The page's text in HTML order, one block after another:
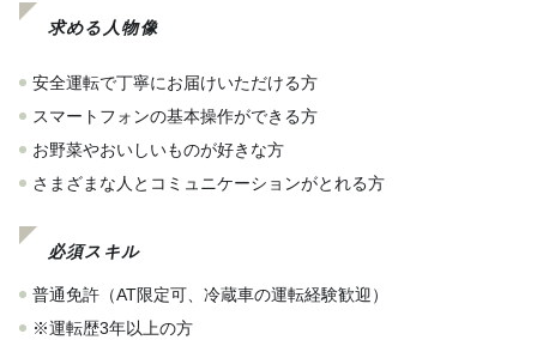
求める人物像
安全運転で丁寧にお届けいただける方
スマートフォンの基本操作ができる方
お野菜やおいしいものが好きな方
さまざまな人とコミュニケーションがとれる方
必須スキル
普通免許（AT限定可、冷蔵車の運転経験歓迎）
※運転歴3年以上の方